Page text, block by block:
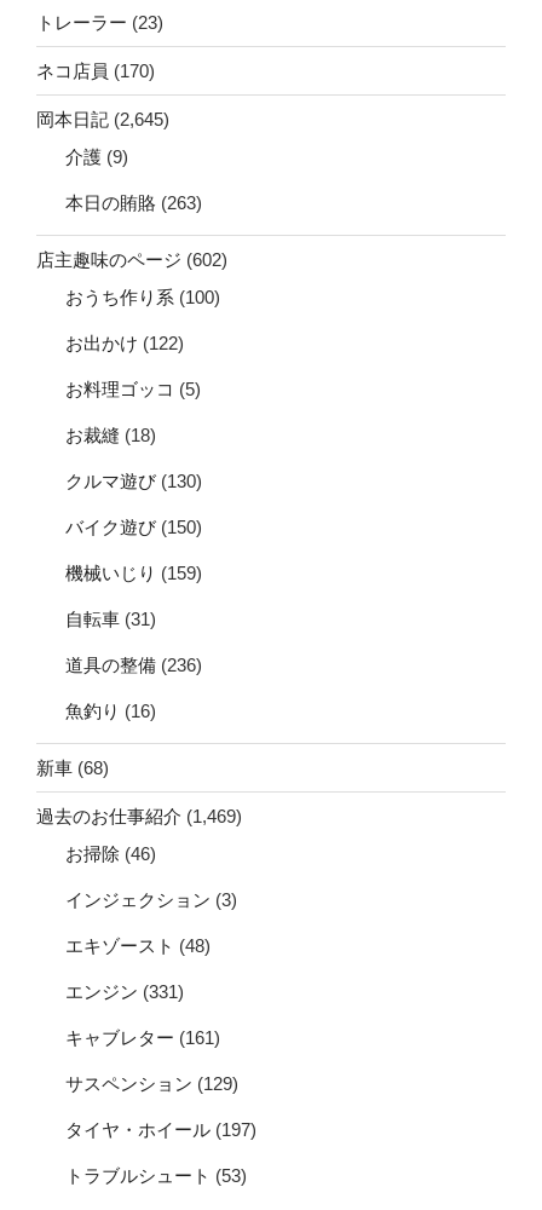
トレーラー (23)
ネコ店員 (170)
岡本日記 (2,645)
介護 (9)
本日の賄賂 (263)
店主趣味のページ (602)
おうち作り系 (100)
お出かけ (122)
お料理ゴッコ (5)
お裁縫 (18)
クルマ遊び (130)
バイク遊び (150)
機械いじり (159)
自転車 (31)
道具の整備 (236)
魚釣り (16)
新車 (68)
過去のお仕事紹介 (1,469)
お掃除 (46)
インジェクション (3)
エキゾースト (48)
エンジン (331)
キャブレター (161)
サスペンション (129)
タイヤ・ホイール (197)
トラブルシュート (53)